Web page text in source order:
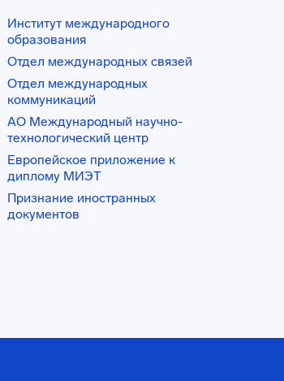
Институт международного
образования
Отдел международных связей
Отдел международных
коммуникаций
АО Международный научно-
технологический центр
Европейское приложение к
диплому МИЭТ
Признание иностранных
документов